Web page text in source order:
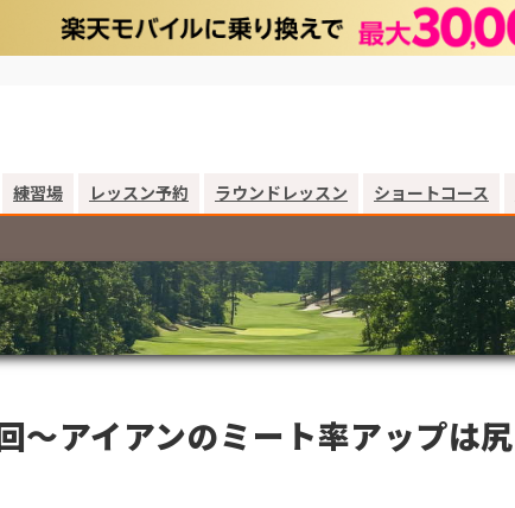
練習場 レッスン予約 ラウンドレッスン ショートコース
～アイアンのミート率アップは尻